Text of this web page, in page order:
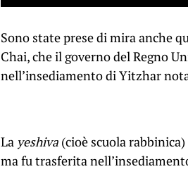
Sono state prese di mira anche
Chai, che il governo del Regno
nell’insediamento di Yitzhar
La yeshiva (cioè scuola
ma fu trasferita